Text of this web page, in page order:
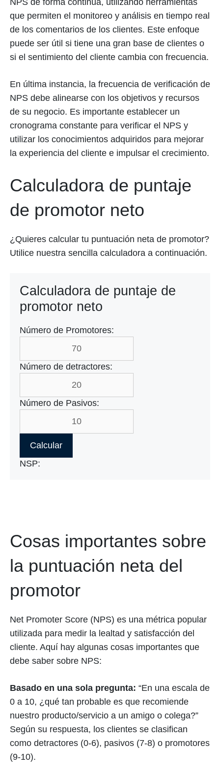
NPS de forma continua, utilizando herramientas
que permiten el monitoreo y análisis en tiempo real
de los comentarios de los clientes. Este enfoque
puede ser útil si tiene una gran base de clientes o
si el sentimiento del cliente cambia con frecuencia.
En última instancia, la frecuencia de verificación de
NPS debe alinearse con los objetivos y recursos
de su negocio. Es importante establecer un
cronograma constante para verificar el NPS y
utilizar los conocimientos adquiridos para mejorar
la experiencia del cliente e impulsar el crecimiento.
Calculadora de puntaje
de promotor neto
¿Quieres calcular tu puntuación neta de promotor?
Utilice nuestra sencilla calculadora a continuación.
Calculadora de puntaje de
promotor neto
Número de Promotores:
Número de detractores:
Número de Pasivos:
Calcular
NSP:
Cosas importantes sobre
la puntuación neta del
promotor
Net Promoter Score (NPS) es una métrica popular
utilizada para medir la lealtad y satisfacción del
cliente. Aquí hay algunas cosas importantes que
debe saber sobre NPS:
Basado en una sola pregunta: “En una escala de
0 a 10, ¿qué tan probable es que recomiende
nuestro producto/servicio a un amigo o colega?”
Según su respuesta, los clientes se clasifican
como detractores (0-6), pasivos (7-8) o promotores
(9-10).